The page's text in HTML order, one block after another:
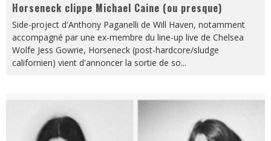
Horseneck clippe Michael Caine (ou presque)
Side-project d'Anthony Paganelli de Will Haven, notamment
accompagné par une ex-membre du line-up live de Chelsea
Wolfe Jess Gowrie, Horseneck (post-hardcore/sludge
californien) vient d'annoncer la sortie de so...